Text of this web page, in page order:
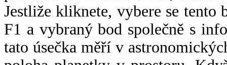
Jestliže kliknete, vybere se tento
F1 a vybraný bod společně s
tato úsečka měří v